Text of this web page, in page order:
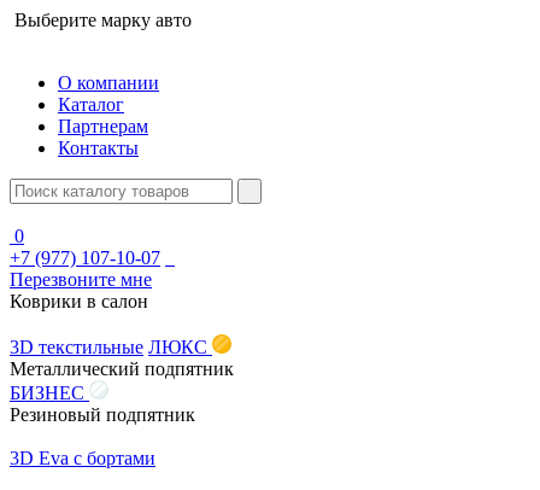
Выберите марку авто
О компании
Каталог
Партнерам
Контакты
0
+7 (977) 107-10-07
Перезвоните мне
Коврики в салон
3D текстильные ЛЮКС
Металлический подпятник
БИЗНЕС
Резиновый подпятник
3D Eva с бортами